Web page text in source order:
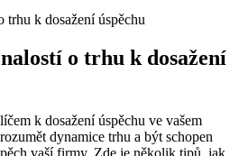
o trhu k dosažení
k dosažení úspěchu ve vašem
dynamice trhu a být schopen
vaší firmy. Zde je několik tipů, jak